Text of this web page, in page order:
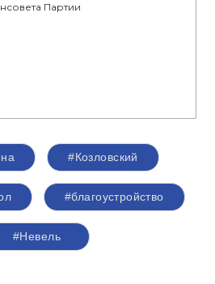
Партии
#Козловский
#благоустройство
#Невель